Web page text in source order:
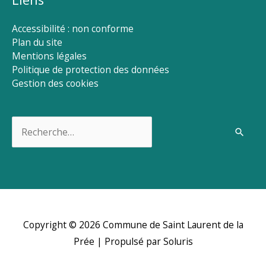
Accessibilité : non conforme
Plan du site
Mentions légales
Politique de protection des données
Gestion des cookies
Copyright © 2026 Commune de Saint Laurent de la
Prée | Propulsé par Soluris